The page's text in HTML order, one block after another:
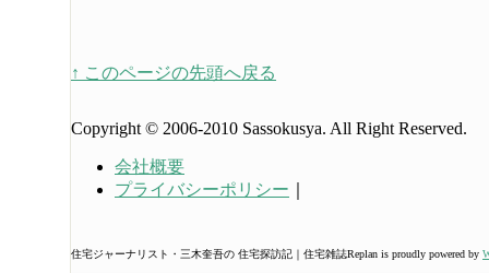
↑ このページの先頭へ戻る
Copyright © 2006-2010 Sassokusya. All Right Reserved.
会社概要
プライバシーポリシー
住宅ジャーナリスト・三木奎吾の 住宅探訪記｜住宅雑誌Replan is proudly powered by